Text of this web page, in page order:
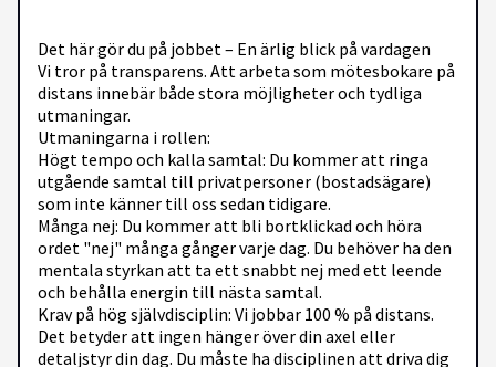
Det här gör du på jobbet – En ärlig blick på vardagen
Vi tror på transparens. Att arbeta som mötesbokare på
distans innebär både stora möjligheter och tydliga
utmaningar.
Utmaningarna i rollen:
Högt tempo och kalla samtal: Du kommer att ringa
utgående samtal till privatpersoner (bostadsägare)
som inte känner till oss sedan tidigare.
Många nej: Du kommer att bli bortklickad och höra
ordet "nej" många gånger varje dag. Du behöver ha den
mentala styrkan att ta ett snabbt nej med ett leende
och behålla energin till nästa samtal.
Krav på hög självdisciplin: Vi jobbar 100 % på distans.
Det betyder att ingen hänger över din axel eller
detaljstyr din dag. Du måste ha disciplinen att driva dig